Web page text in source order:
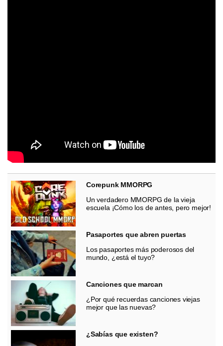
Corepunk MMORPG
Un verdadero MMORPG de la vieja
escuela ¡Cómo los de antes, pero mejor!
Pasaportes que abren puertas
Los pasaportes más poderosos del
mundo, ¿está el tuyo?
Canciones que marcan
¿Por qué recuerdas canciones viejas
mejor que las nuevas?
¿Sabías que existen?